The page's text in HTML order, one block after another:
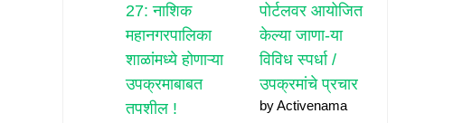
27: नाशिक
महानगरपालिका
शाळांमध्ये होणाऱ्या
उपक्रमाबाबत
तपशील !
पोर्टलवर आयोजित
केल्या जाणा-या
विविध स्पर्धा /
उपक्रमांचे प्रचार
by Activenama